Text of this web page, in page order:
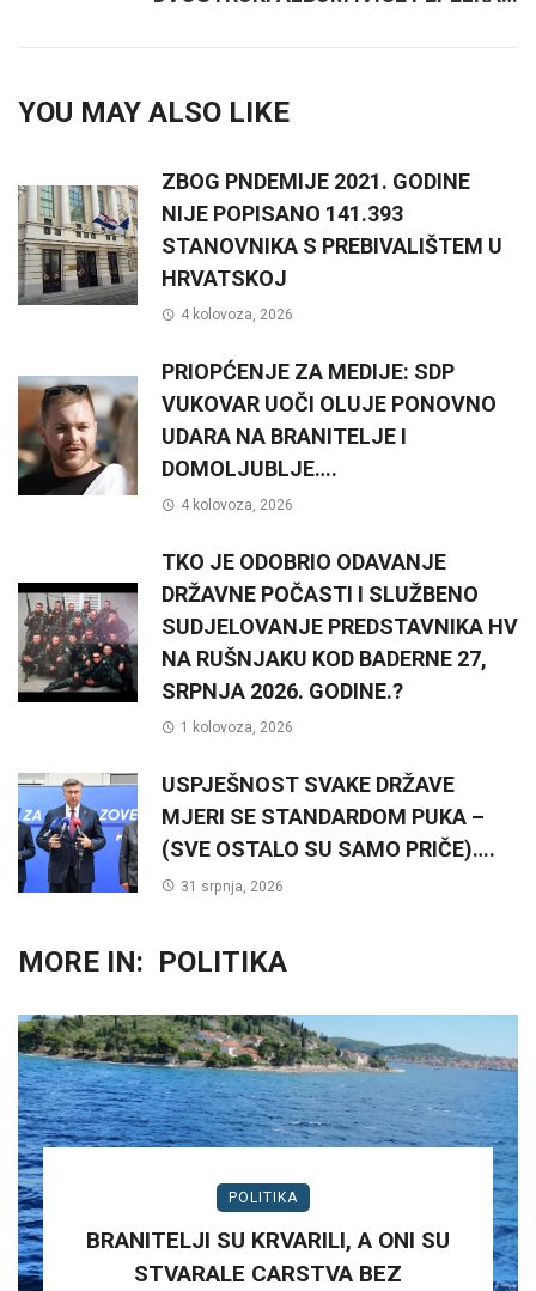
YOU MAY ALSO LIKE
ZBOG PNDEMIJE 2021. GODINE
NIJE POPISANO 141.393
STANOVNIKA S PREBIVALIŠTEM U
HRVATSKOJ
4 kolovoza, 2026
PRIOPĆENJE ZA MEDIJE: SDP
VUKOVAR UOČI OLUJE PONOVNO
UDARA NA BRANITELJE I
DOMOLJUBLJE….
4 kolovoza, 2026
TKO JE ODOBRIO ODAVANJE
DRŽAVNE POČASTI I SLUŽBENO
SUDJELOVANJE PREDSTAVNIKA HV
NA RUŠNJAKU KOD BADERNE 27,
SRPNJA 2026. GODINE.?
1 kolovoza, 2026
USPJEŠNOST SVAKE DRŽAVE
MJERI SE STANDARDOM PUKA –
(SVE OSTALO SU SAMO PRIČE)….
31 srpnja, 2026
MORE IN: POLITIKA
POLITIKA
BRANITELJI SU KRVARILI, A ONI SU
STVARALE CARSTVA BEZ